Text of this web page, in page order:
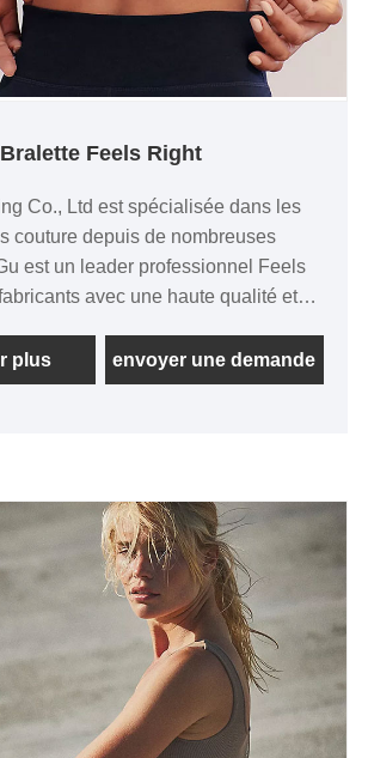
Bralette Feels Right
Co., Ltd est spécialisée dans les
couture depuis de nombreuses
est un leader professionnel Feels
avec une haute qualité et
crédibilité", avec des méthodes de
forte force technique,
et des négociations
plus envoyer une demande